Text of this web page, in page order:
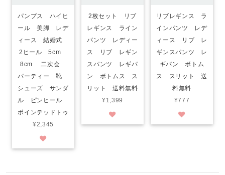
パンプス ハイヒ
ール 美脚 レデ
ィース 結婚式
2ヒール 5cm
8cm 二次会
パーティー 靴
シューズ サンダ
ル ピンヒール
ポインテッドトゥ
¥2,345
2枚セット リブ
レギンス ライン
パンツ レディー
ス リブ レギン
スパンツ レギパ
ン ボトムス ス
リット 送料無料
¥1,399
リブレギンス ラ
インパンツ レデ
ィース リブ レ
ギンスパンツ レ
ギパン ボトム
ス スリット 送
料無料
¥777